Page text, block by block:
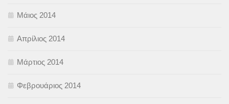
Μάιος 2014
Απρίλιος 2014
Μάρτιος 2014
Φεβρουάριος 2014